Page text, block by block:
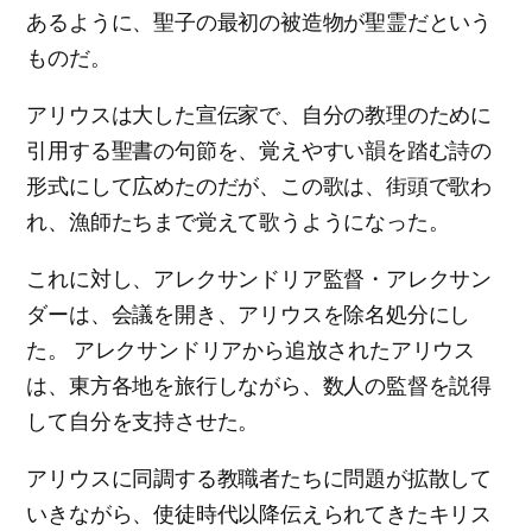
あるように、聖子の最初の被造物が聖霊だという
ものだ。
アリウスは大した宣伝家で、自分の教理のために
引用する聖書の句節を、覚えやすい韻を踏む詩の
形式にして広めたのだが、この歌は、街頭で歌わ
れ、漁師たちまで覚えて歌うようになった。
これに対し、アレクサンドリア監督・アレクサン
ダーは、会議を開き、アリウスを除名処分にし
た。 アレクサンドリアから追放されたアリウス
は、東方各地を旅行しながら、数人の監督を説得
して自分を支持させた。
アリウスに同調する教職者たちに問題が拡散して
いきながら、使徒時代以降伝えられてきたキリス